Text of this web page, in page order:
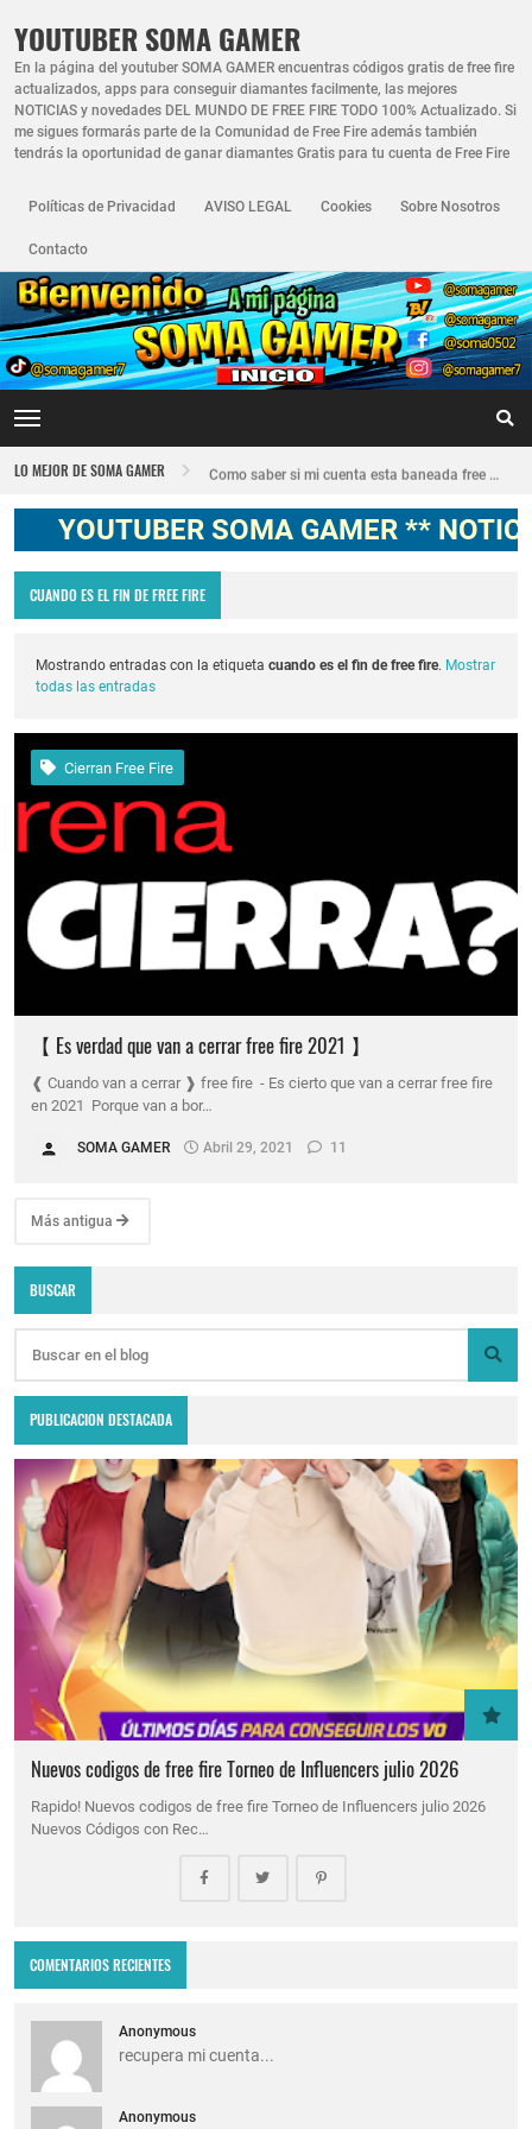
YOUTUBER SOMA GAMER
En la página del youtuber SOMA GAMER encuentras códigos gratis de free fire
actualizados, apps para conseguir diamantes facilmente, las mejores
NOTICIAS y novedades DEL MUNDO DE FREE FIRE TODO 100% Actualizado. Si
me sigues formarás parte de la Comunidad de Free Fire además también
tendrás la oportunidad de ganar diamantes Gratis para tu cuenta de Free Fire
Políticas de Privacidad AVISO LEGAL Cookies Sobre Nosotros
Contacto
LO MEJOR DE SOMA GAMER
Nuevo recuperador de cuentas de Free Fire actualizado 2026
FREE FIRE JORNAL FECHA CUENTA CREADA EN FREE FIRE
Nuevos codigos de free fire Torneo de Influencers julio 2026
Cómo quitar la mascota en free fire 2026
YOUTUBER SOMA GAMER **
CUANDO ES EL FIN DE FREE FIRE
Mostrando entradas con la etiqueta cuando es el fin de free fire. Mostrar
todas las entradas
Cierran Free Fire
【 Es verdad que van a cerrar free fire 2021 】
❰ Cuando van a cerrar ❱ free fire - Es cierto que van a cerrar free fire
en 2021 Porque van a bor…
SOMA GAMER Abril 29, 2021 11
Más antigua
BUSCAR
PUBLICACION DESTACADA
Nuevos codigos de free fire Torneo de Influencers julio 2026
Rapido! Nuevos codigos de free fire Torneo de Influencers julio 2026
Nuevos Códigos con Rec…
COMENTARIOS RECIENTES
Anonymous
recupera mi cuenta...
Anonymous